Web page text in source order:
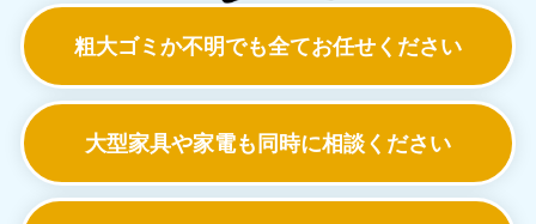
粗大ゴミか不明でも全てお任せください
大型家具や家電も同時に相談ください